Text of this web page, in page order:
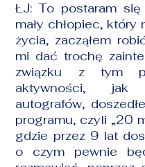
ŁJ: To postaram
mały chłopiec, który
życia, zacząłem
mi dać trochę
związku z tym
aktywności, jak
autografów,
programu, czyli „20
gdzie przez 9 lat
o czym pewnie